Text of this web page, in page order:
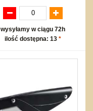
wysyłamy w ciągu 72h
ilość dostępna: 13 *